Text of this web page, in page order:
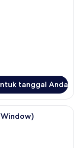
tanggal Anda
Deluks (2 Single Beds,